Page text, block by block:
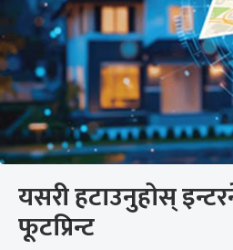
यसरी हटाउनुहोस्
फूटप्रिन्ट